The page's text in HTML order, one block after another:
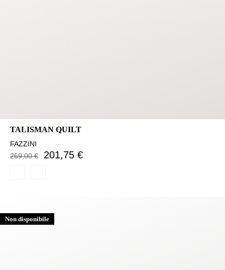
TALISMAN QUILT
FAZZINI
269,00 €
201,75 €
Non disponibile